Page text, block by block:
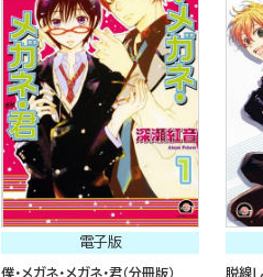
電子版
僕・メガネ・メガネ・君（分冊版） 脱線